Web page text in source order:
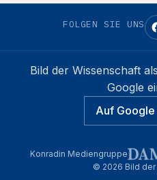
FOLGEN SIE UNS
Bild der Wissenschaft
Google
Auf
Konradin Mediengruppe
© 2026 Bild